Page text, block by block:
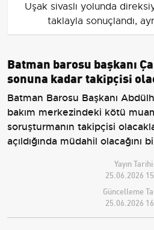
Uşak sivaslı yolunda
taklayla sonuçlandı,
Batman barosu başkanı
sonuna kadar takipçisi
Batman Barosu Başkanı
bakım merkezindeki kötü
soruşturmanın takipçisi
açıldığında müdahil olacağını
Yayın Tarihi:
25.06.2026
Güncelleme
25.06.2026